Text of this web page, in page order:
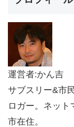
運営者:かん吉
サブスリー&市
ロガー。ネット
市在住。